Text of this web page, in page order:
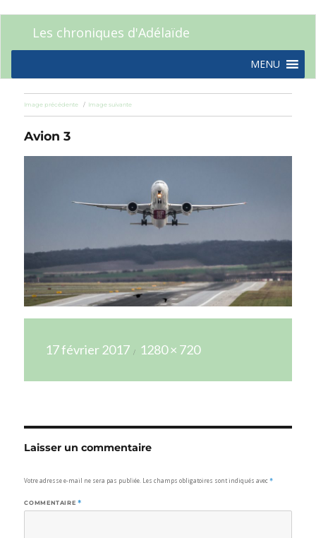
Les chroniques d'Adélaïde
MENU
Image précédente Image suivante
Avion 3
le
17 février 2017
réelle
1280 × 720
Laisser un commentaire
Votre adresse e-mail ne sera pas publiée. Les champs obligatoires sont indiqués avec*
COMMENTAIRE *